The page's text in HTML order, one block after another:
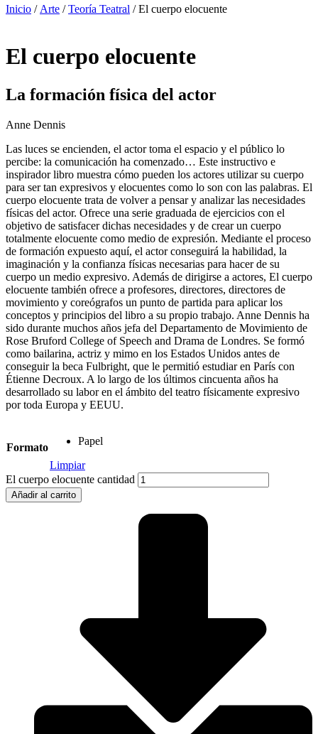
Inicio / Arte /Teoría Teatral / El cuerpo elocuente
El cuerpo elocuente
La formación física del actor
Anne Dennis
Las luces se encienden, el actor toma el espacio y el público lo
percibe: la comunicación ha comenzado… Este instructivo e
inspirador libro muestra cómo pueden los actores utilizar su cuerpo
para ser tan expresivos y elocuentes como lo son con las palabras. El
cuerpo elocuente trata de volver a pensar y analizar las necesidades
físicas del actor. Ofrece una serie graduada de ejercicios con el
objetivo de satisfacer dichas necesidades y de crear un cuerpo
totalmente elocuente como medio de expresión. Mediante el proceso
de formación expuesto aquí, el actor conseguirá la habilidad, la
imaginación y la confianza físicas necesarias para hacer de su
cuerpo un medio expresivo. Además de dirigirse a actores, El cuerpo
elocuente también ofrece a profesores, directores, directores de
movimiento y coreógrafos un punto de partida para aplicar los
conceptos y principios del libro a su propio trabajo. Anne Dennis ha
sido durante muchos años jefa del Departamento de Movimiento de
Rose Bruford College of Speech and Drama de Londres. Se formó
como bailarina, actriz y mimo en los Estados Unidos antes de
conseguir la beca Fulbright, que le permitió estudiar en París con
Étienne Decroux. A lo largo de los últimos cincuenta años ha
desarrollado su labor en el ámbito del teatro físicamente expresivo
por toda Europa y EEUU.
Formato
Papel
Limpiar
El cuerpo elocuente cantidad
Añadir al carrito